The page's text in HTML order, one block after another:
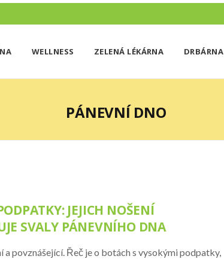
WELLNESS ZELENÁ LÉKÁRNA DRBÁRNA
PÁNEVNÍ DNO
JEJICH NOŠENÍ
SVALY PÁNEVNÍHO DNA
a povznášející. Řeč je o botách s vysokými podpatky,